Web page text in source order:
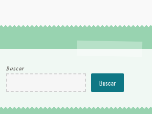
Buscar
Buscar